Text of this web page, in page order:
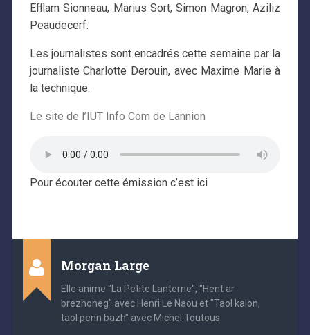
Efflam Sionneau, Marius Sort, Simon Magron, Aziliz
Peaudecerf.
Les journalistes sont encadrés cette semaine par la
journaliste Charlotte Derouin, avec Maxime Marie à
la technique.
Le site de l’IUT Info Com de Lannion
Pour écouter cette émission c’est ici
Morgan Large
Elle anime "La Petite Lanterne", "Hent ar
brezhoneg" avec Henri Le Naou et "Taol kalon,
taol penn bazh" avec Michel Toutous